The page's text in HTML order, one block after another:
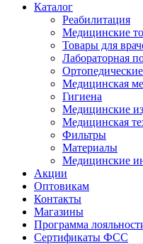
Каталог
Реабилитация
Медицинские
Товары для
Лабораторная
Медицинская
Гигиена
Медицинские
Медицинская
Фильтры
Материалы
Медицинские
Акции
Оптовикам
Контакты
Магазины
Программа
Сертификаты ФСС